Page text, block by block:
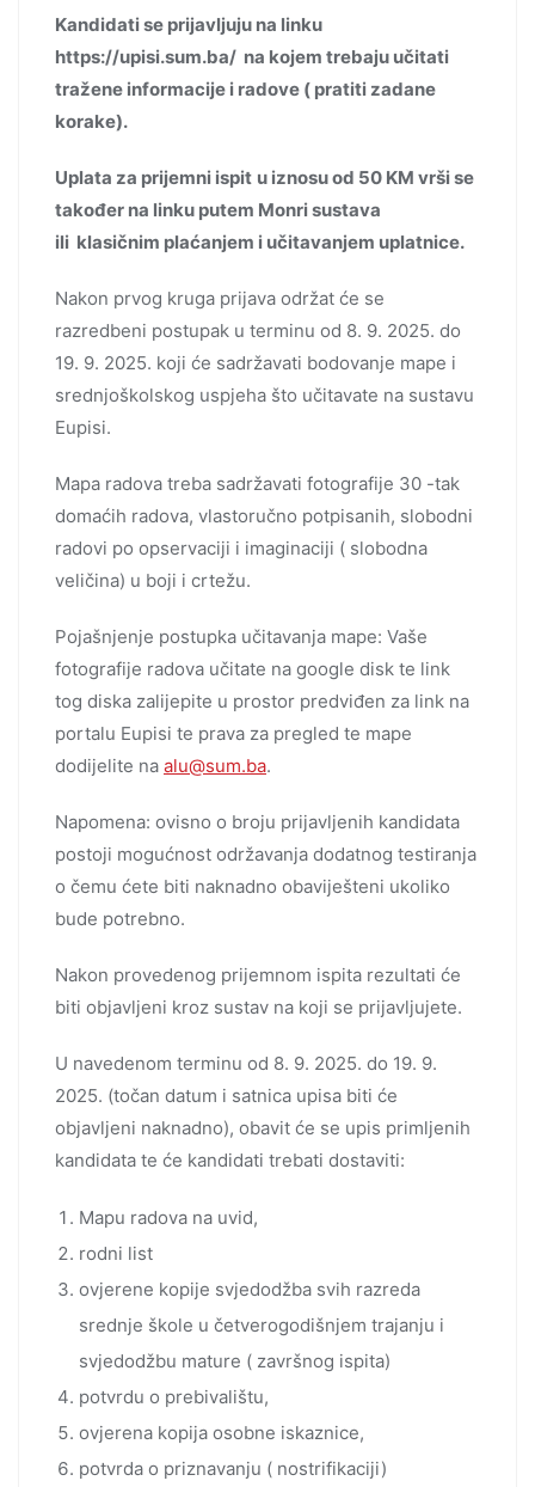
Kandidati se prijavljuju na linku
https://upisi.sum.ba/ na kojem trebaju učitati
tražene informacije i radove ( pratiti zadane
korake).
Uplata za prijemni ispit u iznosu od 50 KM vrši se
također na linku putem Monri sustava
ili klasičnim plaćanjem i učitavanjem uplatnice.
Nakon prvog kruga prijava održat će se
razredbeni postupak u terminu od 8. 9. 2025. do
19. 9. 2025. koji će sadržavati bodovanje mape i
srednjoškolskog uspjeha što učitavate na sustavu
Eupisi.
Mapa radova treba sadržavati fotografije 30 -tak
domaćih radova, vlastoručno potpisanih, slobodni
radovi po opservaciji i imaginaciji ( slobodna
veličina) u boji i crtežu.
Pojašnjenje postupka učitavanja mape: Vaše
fotografije radova učitate na google disk te link
tog diska zalijepite u prostor predviđen za link na
portalu Eupisi te prava za pregled te mape
dodijelite na alu@sum.ba.
Napomena: ovisno o broju prijavljenih kandidata
postoji mogućnost održavanja dodatnog testiranja
o čemu ćete biti naknadno obaviješteni ukoliko
bude potrebno.
Nakon provedenog prijemnom ispita rezultati će
biti objavljeni kroz sustav na koji se prijavljujete.
U navedenom terminu od 8. 9. 2025. do 19. 9.
2025. (točan datum i satnica upisa biti će
objavljeni naknadno), obavit će se upis primljenih
kandidata te će kandidati trebati dostaviti:
Mapu radova na uvid,
rodni list
ovjerene kopije svjedodžba svih razreda
srednje škole u četverogodišnjem trajanju i
svjedodžbu mature ( završnog ispita)
potvrdu o prebivalištu,
ovjerena kopija osobne iskaznice,
potvrda o priznavanju ( nostrifikaciji)